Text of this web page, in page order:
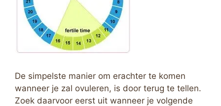
De simpelste manier om erachter te komen
wanneer je zal ovuleren, is door terug te tellen.
Zoek daarvoor eerst uit wanneer je volgende